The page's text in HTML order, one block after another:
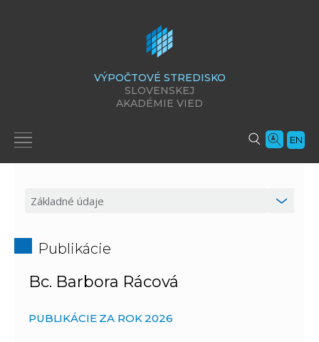
VÝPOČTOVÉ STREDISKO
SLOVENSKEJ
AKADÉMIE VIED
EN
Publikácie
Bc. Barbora Rácová
PUBLIKÁCIE ZA ROK 2026